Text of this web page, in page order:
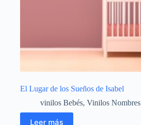
El Lugar de los Sueños de Isabel
vinilos Bebés, Vinilos Nombres
Leer más